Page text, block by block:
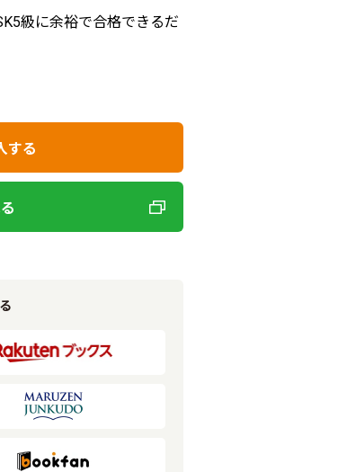
級に余裕で合格できるだ
する